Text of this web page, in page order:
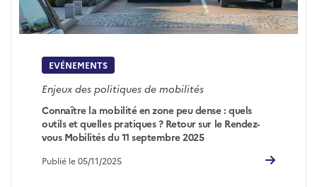
EVÉNEMENTS
Enjeux des politiques de mobilités
Connaître la mobilité en zone peu dense : quels
outils et quelles pratiques ? Retour sur le Rendez-
vous Mobilités du 11 septembre 2025
Publié le 05/11/2025